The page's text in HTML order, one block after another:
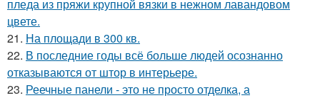
пледа из пряжи крупной вязки в нежном лавандовом
цвете.
21. На площади в 300 кв.
22. В последние годы всё больше людей осознанно
отказываются от штор в интерьере.
23. Реечные панели - это не просто отделка, а